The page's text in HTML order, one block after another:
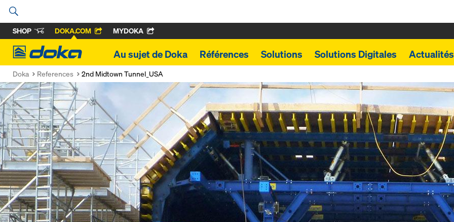
SHOP DOKA.COM MYDOKA
Doka
Au sujet de Doka Références Solutions Solutions Digitales Actualités
Doka References 2nd Midtown Tunnel_USA